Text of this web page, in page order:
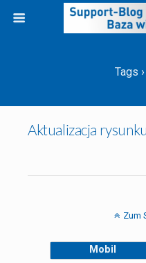
Tags
Aktualizacja rysunku
Zum
Mobil